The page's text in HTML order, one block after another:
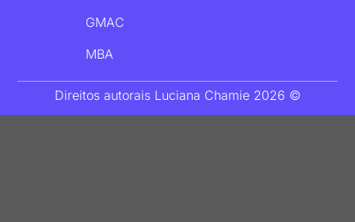
GMAC
MBA
Direitos autorais Luciana Chamie 2026 ©